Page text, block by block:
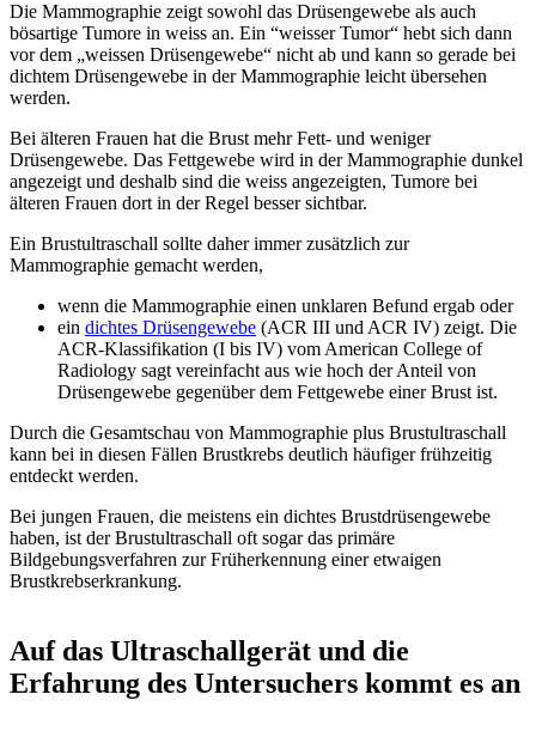
Die Mammographie zeigt sowohl das Drüsengewebe als auch
bösartige Tumore in weiss an. Ein “weisser Tumor“ hebt sich dann
vor dem „weissen Drüsengewebe“ nicht ab und kann so gerade bei
dichtem Drüsengewebe in der Mammographie leicht übersehen
werden.
Bei älteren Frauen hat die Brust mehr Fett- und weniger
Drüsengewebe. Das Fettgewebe wird in der Mammographie dunkel
angezeigt und deshalb sind die weiss angezeigten, Tumore bei
älteren Frauen dort in der Regel besser sichtbar.
Ein Brustultraschall sollte daher immer zusätzlich zur
Mammographie gemacht werden,
wenn die Mammographie einen unklaren Befund ergab oder
ein dichtes Drüsengewebe (ACR III und ACR IV) zeigt. Die
ACR-Klassifikation (I bis IV) vom American College of
Radiology sagt vereinfacht aus wie hoch der Anteil von
Drüsengewebe gegenüber dem Fettgewebe einer Brust ist.
Durch die Gesamtschau von Mammographie plus Brustultraschall
kann bei in diesen Fällen Brustkrebs deutlich häufiger frühzeitig
entdeckt werden.
Bei jungen Frauen, die meistens ein dichtes Brustdrüsengewebe
haben, ist der Brustultraschall oft sogar das primäre
Bildgebungsverfahren zur Früherkennung einer etwaigen
Brustkrebserkrankung.
Auf das Ultraschallgerät und die
Erfahrung des Untersuchers kommt es an